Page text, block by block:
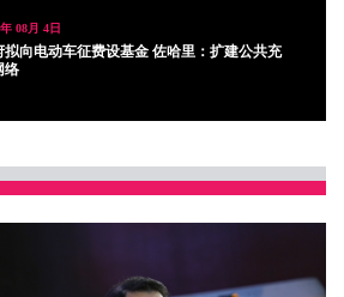
08月 4日
拟向电动车征费设基金 佐哈里：扩建公共充
络